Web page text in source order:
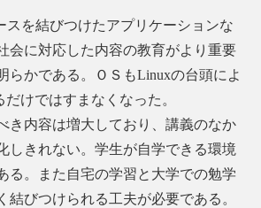
スを結びつけたアプリケーションな
会に対応した内容の教育がより重要
らかである。ＯＳもLinuxの台頭によ
だけではすまなくなった。
き内容は増大しており、講義のなか
しきれない。学生が自学できる環境
る。また自宅の学習と大学での勉学
結びつけられる工夫が必要である。